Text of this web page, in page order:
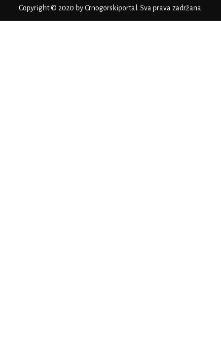
Copyright © 2020 by Crnogorskiportal. Sva prava zadržana.